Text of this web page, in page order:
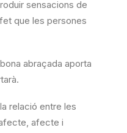
sensacions de
que les persones
abraçada aporta
relació entre les
afecte i